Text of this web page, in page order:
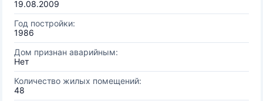
19.08.2009
Год постройки:
1986
Дом признан аварийным:
Нет
Количество жилых помещений:
48